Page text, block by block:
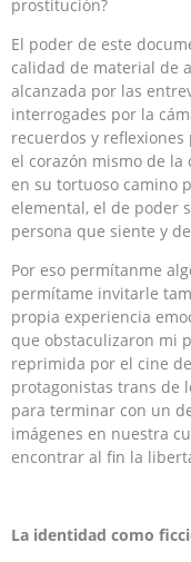
prostitución?
El poder de este
calidad de material de
alcanzada por las
interrogades por la
recuerdos y
el corazón mismo de
en su tortuoso camino
elemental, el de poder
persona que siente y
Por eso permítanme
permítame invitarle
propia experiencia
que obstaculizaron mi
reprimida por el cine
protagonistas trans de
para terminar con un
imágenes en nuestra
encontrar al fin la
La identidad como